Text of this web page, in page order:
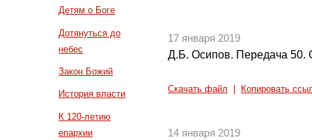
Детям о Боге
Дотянуться до
небес
Закон Божий
История власти
К 120-летию
епархии
17 января 2019
Д.Б. Осипов. Передача 50.
Скачать файл Копировать
14 января 2019